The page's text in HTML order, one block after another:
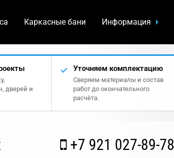
Каркасные бани Информация
дверей и
Уточняем комплектацию
Сверяем материалы и состав
работ до окончательного
расчёта.
+7 921 027-89-78